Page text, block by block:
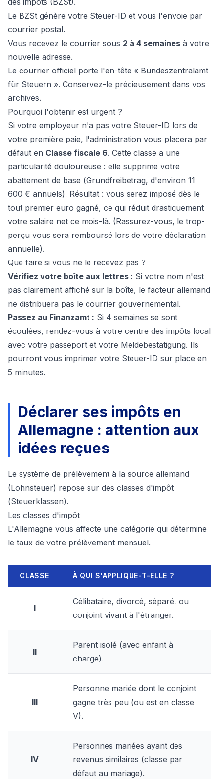
des impôts (BZSt).
Le BZSt génère votre Steuer-ID et vous l'envoie par
courrier postal.
Vous recevez le courrier sous 2 à 4 semaines à votre
nouvelle adresse.
Le courrier officiel porte l'en-tête « Bundeszentralamt
für Steuern ». Conservez-le précieusement dans vos
archives.
Pourquoi l'obtenir est urgent ?
Si votre employeur n'a pas votre Steuer-ID lors de
votre première paie, l'administration vous placera par
défaut en Classe fiscale 6. Cette classe a une
particularité douloureuse : elle supprime votre
abattement de base (Grundfreibetrag, d'environ 11
600 € annuels). Résultat : vous serez imposé dès le
tout premier euro gagné, ce qui réduit drastiquement
votre salaire net ce mois-là. (Rassurez-vous, le trop-
perçu vous sera remboursé lors de votre déclaration
annuelle).
Que faire si vous ne le recevez pas ?
Vérifiez votre boîte aux lettres : Si votre nom n'est
pas clairement affiché sur la boîte, le facteur allemand
ne distribuera pas le courrier gouvernemental.
Passez au Finanzamt : Si 4 semaines se sont
écoulées, rendez-vous à votre centre des impôts local
avec votre passeport et votre Meldebestätigung. Ils
pourront vous imprimer votre Steuer-ID sur place en
5 minutes.
Déclarer ses impôts en
Allemagne : attention aux
idées reçues
Le système de prélèvement à la source allemand
(Lohnsteuer) repose sur des classes d'impôt
(Steuerklassen).
Les classes d'impôt
L'Allemagne vous affecte une catégorie qui détermine
le taux de votre prélèvement mensuel.
CLASSE À QUI S'APPLIQUE-T-ELLE ?
I
Célibataire, divorcé, séparé, ou
conjoint vivant à l'étranger.
II
Parent isolé (avec enfant à
charge).
III
Personne mariée dont le conjoint
gagne très peu (ou est en classe
V).
IV
Personnes mariées ayant des
revenus similaires (classe par
défaut au mariage).